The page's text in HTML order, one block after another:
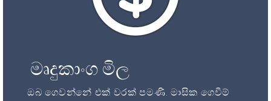
මෘදුකාංග මිල
ඔබ ගෙවන්නේ එක් වරක් පමණි. මාසික ගෙවීම්